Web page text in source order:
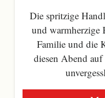
Die spritzige
und warmherzige
Familie und die
diesen Abend